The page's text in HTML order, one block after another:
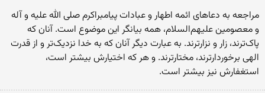
مراجعه به دعاهاى ائمه ‏اطهار و عبادات پیامبراکرم صلى الله علیه و آله
و معصومین علیهم‌السلام، همه بیانگر این موضوع است. آنان که
پاک‏‌ترند، زار و نزارترند. به عبارت دیگر آنان که به خدا نزدیک‌‏تر و از قدرت
الهى برخوردارترند، مختارترند. و هر که اختیارش بیشتر است،
استغفارش نیز بیشتر است.